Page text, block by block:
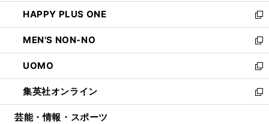
く
で
開
く
ン
ド
ウ
で
開
く
ウ
ィ
ン
ド
ウ
で
開
く
し
い
ウ
ィ
ン
ド
ウ
で
開
HAPPY PLUS ONE
新
し
い
ウ
ィ
ン
ド
ウ
MEN'S NON-NO
新
し
い
ウ
ィ
ン
UOMO
新
し
い
ウ
集英社オンライン
新
し
芸能・情報・スポーツ